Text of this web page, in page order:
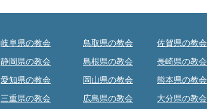
岐阜県の教会
静岡県の教会
愛知県の教会
三重県の教会
鳥取県の教会
島根県の教会
岡山県の教会
広島県の教会
佐賀県の教会
長崎県の教会
熊本県の教会
大分県の教会